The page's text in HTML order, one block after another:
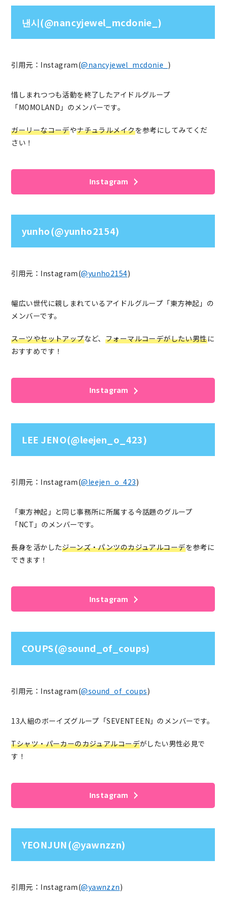
낸시(@nancyjewel_mcdonie_)
引用元：Instagram(@nancyjewel_mcdonie_ )
惜しまれつつも活動を終了したアイドルグループ
「MOMOLAND」のメンバーです。
ガーリーなコーデやナチュラルメイクを参考にしてみてくだ
さい！
Instagram
yunho(@yunho2154)
引用元：Instagram(@yunho2154)
幅広い世代に親しまれているアイドルグループ「東方神起」の
メンバーです。
スーツやセットアップなど、 フォーマルコーデがしたい男性に
おすすめです！
Instagram
LEE JENO(@leejen_o_423)
引用元：Instagram(@leejen_o_423)
「東方神起」と同じ事務所に所属する今話題のグループ
「NCT」のメンバーです。
長身を活かしたジーンズ・パンツのカジュアルコーデを参考に
できます！
Instagram
COUPS(@sound_of_coups)
引用元：Instagram(@sound_of_coups)
13人組のボーイズグループ「SEVENTEEN」のメンバーです。
Tシャツ・パーカーのカジュアルコーデがしたい男性必見で
す！
Instagram
YEONJUN(@yawnzzn)
引用元：Instagram(@yawnzzn)